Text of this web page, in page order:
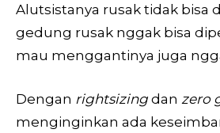
Alutsistanya rusak tidak bisa
gedung rusak nggak bisa
mau menggantinya juga
Dengan rightsizing dan zero
menginginkan ada